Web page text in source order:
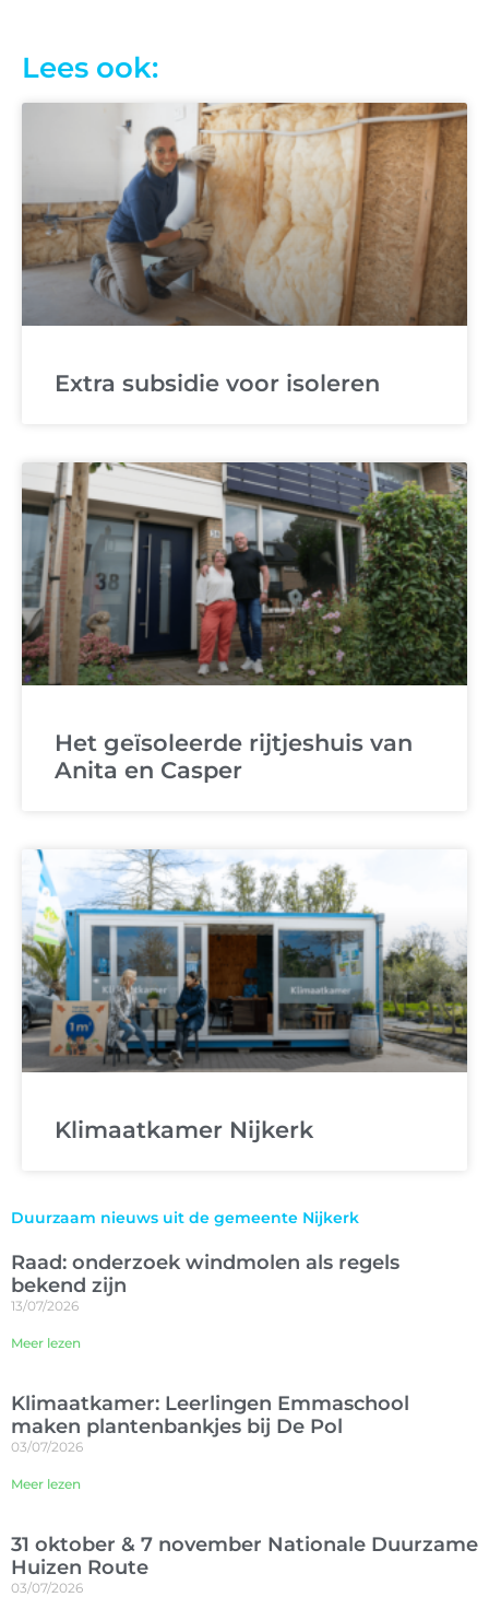
Lees ook:
Extra subsidie voor isoleren
Het geïsoleerde rijtjeshuis van
Anita en Casper
Klimaatkamer Nijkerk
Duurzaam nieuws uit de gemeente Nijkerk
Raad: onderzoek windmolen als regels
bekend zijn
13/07/2026
Meer lezen
Klimaatkamer: Leerlingen Emmaschool
maken plantenbankjes bij De Pol
03/07/2026
Meer lezen
31 oktober & 7 november Nationale Duurzame
Huizen Route
03/07/2026